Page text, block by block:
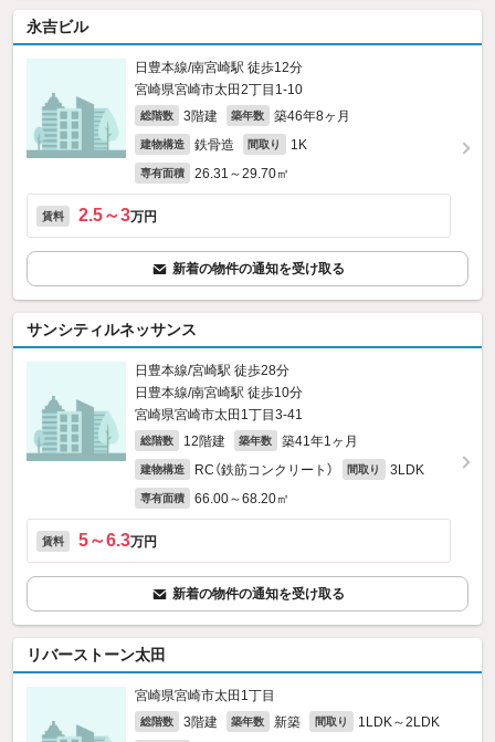
永吉ビル
日豊本線/南宮崎駅 徒歩12分
宮崎県宮崎市太田2丁目1-10
総階数 3階建 築年数 築46年8ヶ月
建物構造 鉄骨造 間取り 1K
専有面積 26.31～29.70㎡
賃料 2.5～3万円
新着の物件の通知を受け取る
サンシティルネッサンス
日豊本線/宮崎駅 徒歩28分
日豊本線/南宮崎駅 徒歩10分
宮崎県宮崎市太田1丁目3-41
総階数 12階建 築年数 築41年1ヶ月
建物構造 RC（鉄筋コンクリート） 間取り 3LDK
専有面積 66.00～68.20㎡
賃料 5～6.3万円
新着の物件の通知を受け取る
リバーストーン太田
宮崎県宮崎市太田1丁目
総階数 3階建 築年数 新築 間取り 1LDK～2LDK